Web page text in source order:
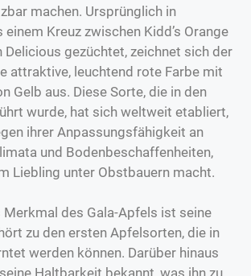
machen. Ursprünglich in
einem Kreuz zwischen Kidd’s Orange
Delicious gezüchtet, zeichnet sich der
attraktive, leuchtend rote Farbe mit
Gelb aus. Diese Sorte, die in den
wurde, hat sich weltweit etabliert,
ihrer Anpassungsfähigkeit an
und Bodenbeschaffenheiten,
Liebling unter Obstbauern macht.
Merkmal des Gala-Apfels ist seine
zu den ersten Apfelsorten, die in
werden können. Darüber hinaus
Haltbarkeit bekannt, was ihn zu